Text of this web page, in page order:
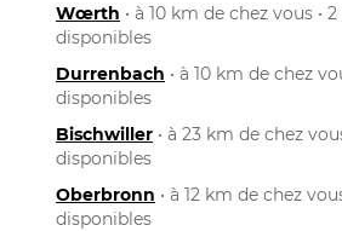
Wœrth • à 10 km de chez vous •
disponibles
Durrenbach • à 10 km de chez
disponibles
Bischwiller • à 23 km de chez
disponibles
Oberbronn • à 12 km de chez
disponibles